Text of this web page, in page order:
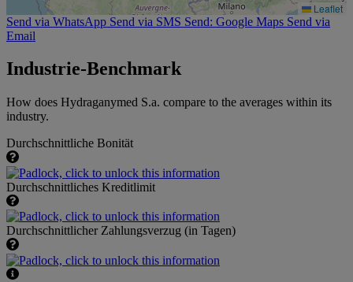
Leaflet
Send via WhatsApp Send via SMS Send: Google Maps Send via
Email
Industrie-Benchmark
How does Hydraganymed S.a. compare to the averages within its
industry.
Durchschnittliche Bonität
Durchschnittliches Kreditlimit
Durchschnittlicher Zahlungsverzug (in Tagen)